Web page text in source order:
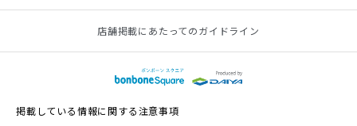
店舗掲載にあたってのガイドライン
掲載している情報に関する注意事項